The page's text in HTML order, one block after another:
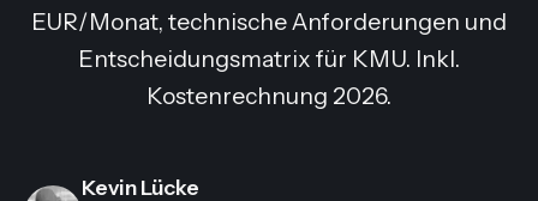
EUR/Monat, technische Anforderungen und
Entscheidungsmatrix für KMU. Inkl.
Kostenrechnung 2026.
Kevin Lücke